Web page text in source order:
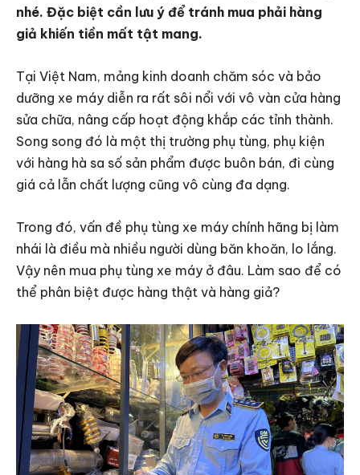
nhé. Đặc biệt cần lưu ý để tránh mua phải hàng
giả khiến tiền mất tật mang.
Tại Việt Nam, mảng kinh doanh chăm sóc và bảo
dưỡng xe máy diễn ra rất sôi nổi với vô vàn cửa hàng
sửa chữa, nâng cấp hoạt động khắp các tỉnh thành.
Song song đó là một thị trường phụ tùng, phụ kiện
với hàng hà sa số sản phẩm được buôn bán, đi cùng
giá cả lẫn chất lượng cũng vô cùng đa dạng.
Trong đó, vấn đề phụ tùng xe máy chính hãng bị làm
nhái là điều mà nhiều người dùng băn khoăn, lo lắng.
Vậy nên mua phụ tùng xe máy ở đâu. Làm sao để có
thể phân biệt được hàng thật và hàng giả?